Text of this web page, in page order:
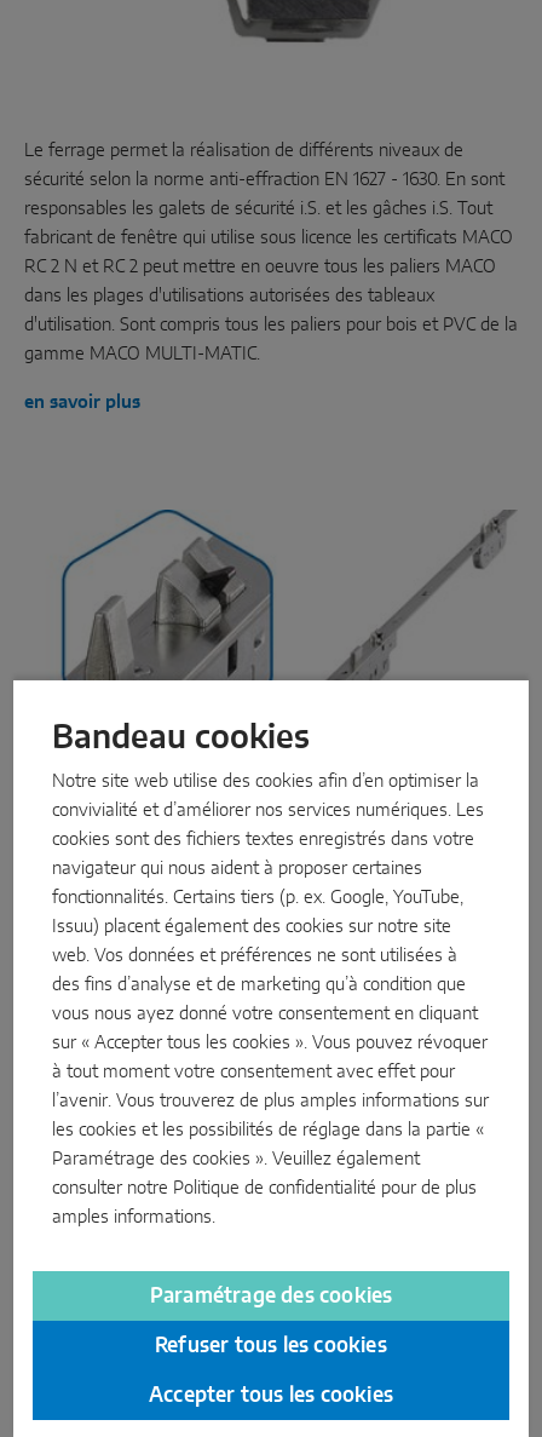
Le ferrage permet la réalisation de différents niveaux de
sécurité selon la norme anti-effraction EN 1627 - 1630. En sont
responsables les galets de sécurité i.S. et les gâches i.S. Tout
fabricant de fenêtre qui utilise sous licence les certificats MACO
RC 2 N et RC 2 peut mettre en oeuvre tous les paliers MACO
dans les plages d'utilisations autorisées des tableaux
d'utilisation. Sont compris tous les paliers pour bois et PVC de la
gamme MACO MULTI-MATIC.
en savoir plus
Serrure de porte Z-TF 3 pênes
La durée de résistance de trois minutes pour une porte un
vantail verrouillée aux outils tels que tournevis, pince et cale
conformément à la norme est vérifiée et prouvée pour la
serrure de porte 3 pênes à manoeuvre au cylindre MACO
PROTECT Z-TF avec goujons en acier et pênes multifonctions.
La Z-TF atteint la classe de resistance RC 2 / RC 2 N.
plus à propos de la Z-TF Protect ...
Bandeau cookies
Notre site web utilise des cookies afin d’en optimiser la
convivialité et d’améliorer nos services numériques. Les
cookies sont des fichiers textes enregistrés dans votre
navigateur qui nous aident à proposer certaines
fonctionnalités. Certains tiers (p. ex. Google, YouTube,
Issuu) placent également des cookies sur notre site
web. Vos données et préférences ne sont utilisées à
des fins d’analyse et de marketing qu’à condition que
vous nous ayez donné votre consentement en cliquant
sur « Accepter tous les cookies ». Vous pouvez révoquer
à tout moment votre consentement avec effet pour
l’avenir. Vous trouverez de plus amples informations sur
les cookies et les possibilités de réglage dans la partie «
Paramétrage des cookies ». Veuillez également
consulter notre Politique de confidentialité pour de plus
amples informations.
Paramétrage des cookies
Refuser tous les cookies
Accepter tous les cookies